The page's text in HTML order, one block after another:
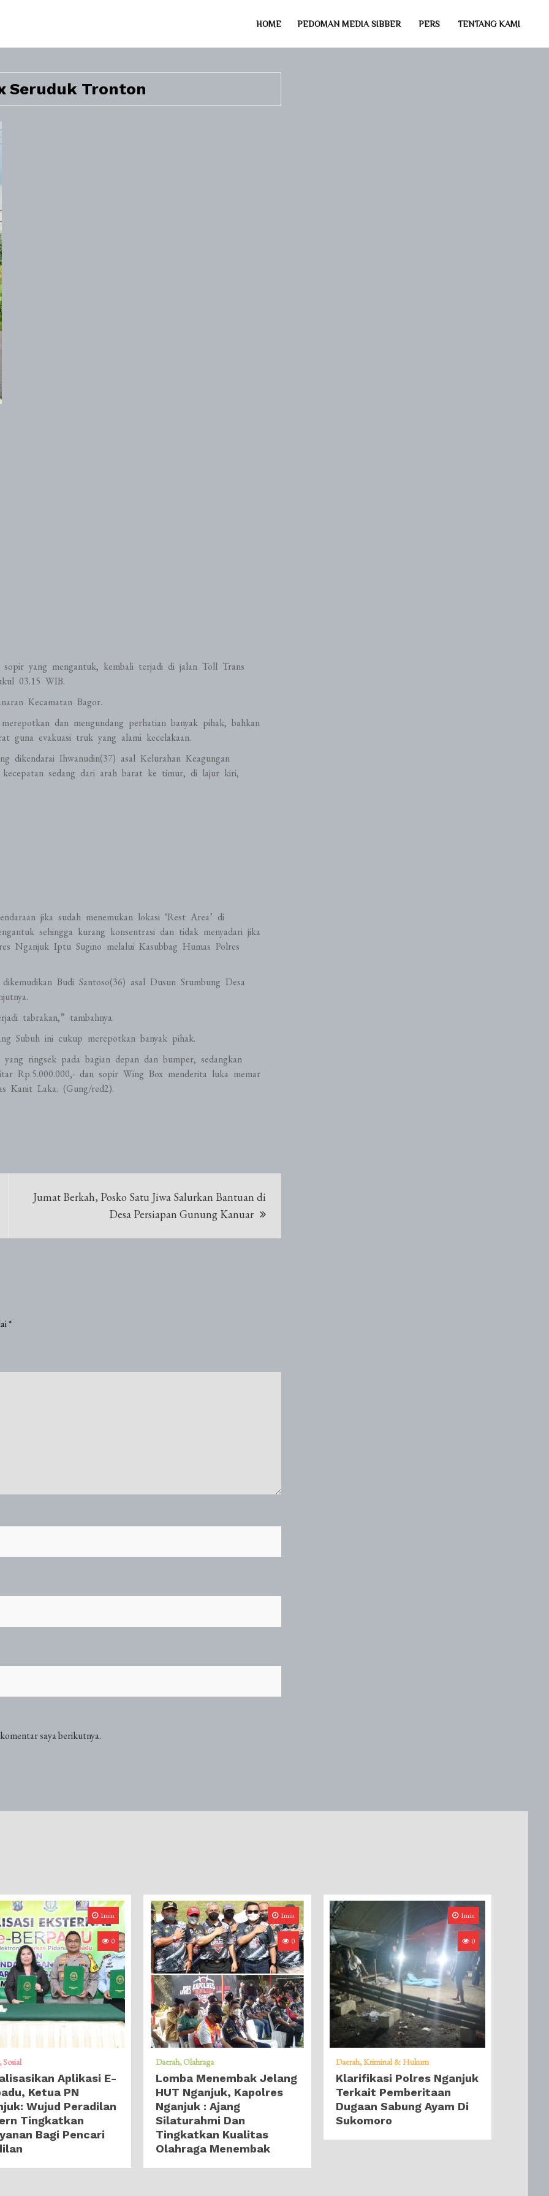
HOME PEDOMAN MEDIA SIBBER PERS TENTANG KAMI
Seruduk Tronton
yang mengantuk, kembali terjadi di jalan Toll Trans
03.15 WIB.
Kecamatan Bagor.
dan mengundang perhatian banyak pihak, bahkan
guna evakuasi truk yang alami kecelakaan.
Ihwanudin(37) asal Kelurahan Keagungan
kecepatan sedang dari arah barat ke timur, di lajur kiri,
jika sudah menemukan lokasi ‘Rest Area’ di
sehingga kurang konsentrasi dan tidak menyadari jika
Nganjuk Iptu Sugino melalui Kasubbag Humas Polres
Budi Santoso(36) asal Dusun Srumbung Desa
tabrakan,” tambahnya.
Subuh ini cukup merepotkan banyak pihak.
ringsek pada bagian depan dan bumper, sedangkan
Rp.5.000.000,- dan sopir Wing Box menderita luka memar
Kanit Laka. (Gung/red2).
Jumat Berkah, Posko Satu Jiwa Salurkan Bantuan di
Desa Persiapan Gunung Kanuar
*
saya berikutnya.
1min
0
Sosial
Aplikasi E-
Ketua PN
Wujud Peradilan
Tingkatkan
Bagi Pencari
1min
0
Daerah Olahraga
Lomba Menembak Jelang
HUT Nganjuk, Kapolres
Nganjuk : Ajang
Silaturahmi Dan
Tingkatkan Kualitas
Olahraga Menembak
1min
0
Daerah Kriminal & Hukum
Klarifikasi Polres Nganjuk
Terkait Pemberitaan
Dugaan Sabung Ayam Di
Sukomoro